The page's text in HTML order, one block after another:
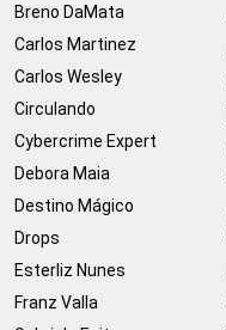
Breno DaMata
Carlos Martinez
Carlos Wesley
Circulando
Cybercrime Expert
Debora Maia
Destino Mágico
Drops
Esterliz Nunes
Franz Valla